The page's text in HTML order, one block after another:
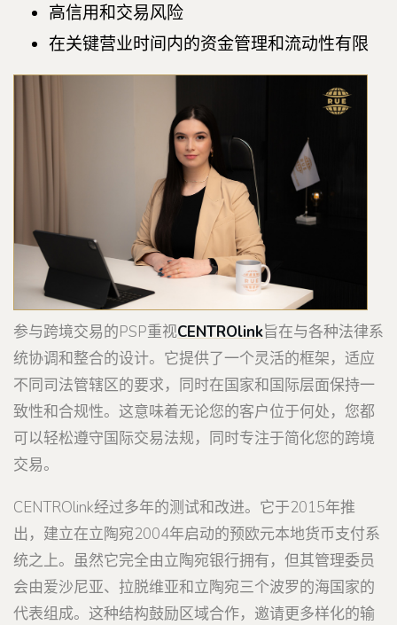
高信用和交易风险
在关键营业时间内的资金管理和流动性有限
参与跨境交易的PSP重视CENTROlink旨在与各种法律系
统协调和整合的设计。它提供了一个灵活的框架，适应
不同司法管辖区的要求，同时在国家和国际层面保持一
致性和合规性。这意味着无论您的客户位于何处，您都
可以轻松遵守国际交易法规，同时专注于简化您的跨境
交易。
CENTROlink经过多年的测试和改进。它于2015年推
出，建立在立陶宛2004年启动的预欧元本地货币支付系
统之上。虽然它完全由立陶宛银行拥有，但其管理委员
会由爱沙尼亚、拉脱维亚和立陶宛三个波罗的海国家的
代表组成。这种结构鼓励区域合作，邀请更多样化的输